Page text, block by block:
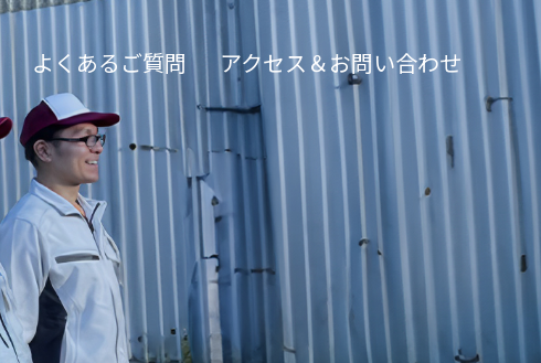
よくあるご質問 アクセス＆お問い合わせ